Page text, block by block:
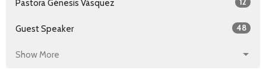
Pastora Génesis Vásquez
Guest Speaker 48
Show More